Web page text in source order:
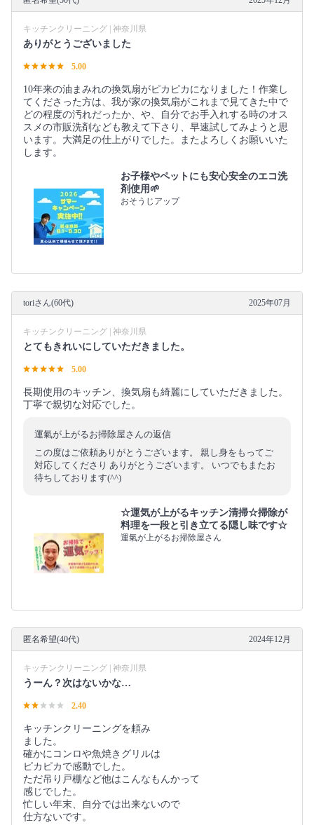
キッチンクリーニング | 神奈川県
ありがとうございました
5.00
10年来の油まみれの換気扇がピカピカになりました！作業し
てくださった方は、我が家の換気扇がこれまで見てきた中で
どの程度の汚れだったか、や、自分でお手入れする時のオス
スメの市販洗剤なども教えて下さり、早速試してみようと思
います。大満足の仕上がりでした。またよろしくお願いいた
します。
お子様やペットにも安心安全のエコ洗
剤使用🌱
おそうじアップ
toriさん(60代) 2025年07月
キッチンクリーニング | 神奈川県
とてもきれいにしていただきました。
5.00
長期使用のキッチン、換気扇も綺麗にしていただきました。
丁寧で親切な対応でした。
運氣が上がるお掃除屋さんの返信
この度はご依頼ありがとうございます。 親し身をもってご
対応してくださり ありがとうございます。 いつでもまたお
待ちしております(^^)
☆運気が上がるキッチン清掃☆掃除が
料理を一段と引き立てる隠し味です☆
運氣が上がるお掃除屋さん
匿名希望(40代) 2024年12月
キッチンクリーニング | 神奈川県
うーん？次はないかな…
2.40
キッチンクリーニングを頼み
ました。
確かにコンロや魚焼きグリルは
ピカピカで感動でした。
ただ吊り戸棚など他はこんなもんかって
感じでした。
忙しい年末、自分では出来ないので
仕方ないです。